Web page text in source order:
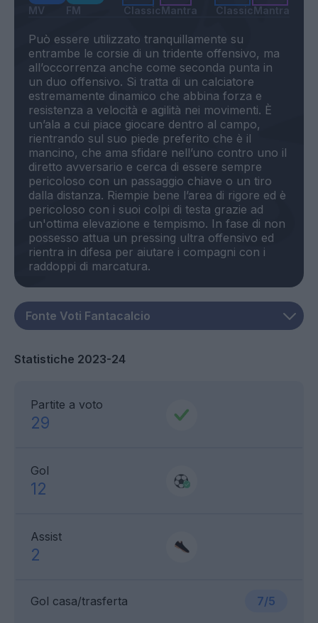
MV FM ClassicMantra ClassicMantra
Può essere utilizzato tranquillamente su
entrambe le corsie di un tridente offensivo, ma
all’occorrenza anche come seconda punta in
un duo offensivo. Si tratta di un calciatore
estremamente dinamico che abbina forza e
resistenza a velocità e agilità nei movimenti. È
un’ala a cui piace giocare dentro al campo,
rientrando sul suo piede preferito che è il
mancino, che ama sfidare nell’uno contro uno il
diretto avversario e cerca di essere sempre
pericoloso con un passaggio chiave o un tiro
dalla distanza. Riempie bene l’area di rigore ed è
pericoloso con i suoi colpi di testa grazie ad
un'ottima elevazione e tempismo. In fase di non
possesso attua un pressing ultra offensivo ed
rientra in difesa per aiutare i compagni con i
Statistiche 2023-24
Partite a voto
29
Gol
12
Assist
2
Gol casa/trasferta 7/5